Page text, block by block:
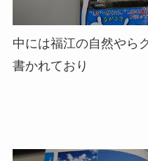
中には福江の自然やら
書かれており